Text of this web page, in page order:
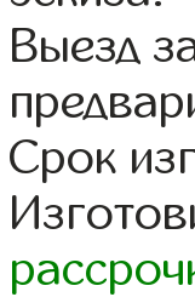
Выезд
Срок